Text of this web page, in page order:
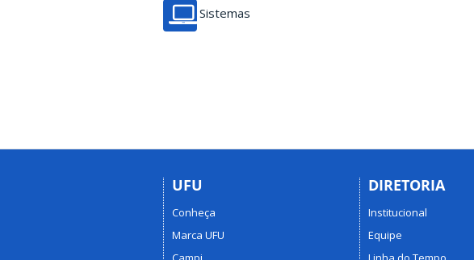
Sistemas
UFU
Conheça
Marca UFU
DIRETORIA
Institucional
Equipe